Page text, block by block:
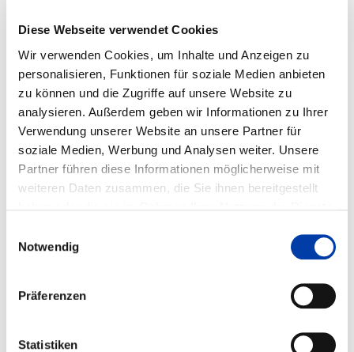
Diese Webseite verwendet Cookies
Wir verwenden Cookies, um Inhalte und Anzeigen zu
personalisieren, Funktionen für soziale Medien anbieten
zu können und die Zugriffe auf unsere Website zu
analysieren. Außerdem geben wir Informationen zu Ihrer
Verwendung unserer Website an unsere Partner für
soziale Medien, Werbung und Analysen weiter. Unsere
Partner führen diese Informationen möglicherweise mit
weiteren Daten zusammen, die Sie ihnen bereitgestellt
Notwendig
Präferenzen
Statistiken
28 Maschinenbau, 29 Herstellung von Kraftwagen und
Kraftwagenteilen
51 Luftfahrt, 49 Landverkehr
Kontaktierungen gewidmet. Diese werden aktuell durch
die Verfahren des Ultraschallschweißens und des
sich häufig, dass die im Bereich der Elektromobilität
artfremden Al-Cu-Verbindungen, wie auch artgleiche Al-